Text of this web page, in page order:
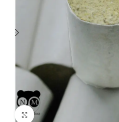
Click to enlarge